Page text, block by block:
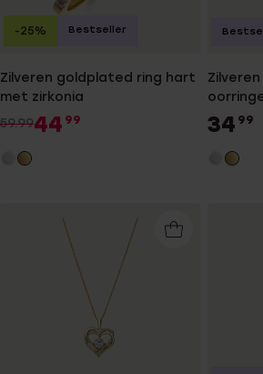
Zilveren goldplated ring hart
met zirkonia
59.9944 99
-25% Bestseller
34 99